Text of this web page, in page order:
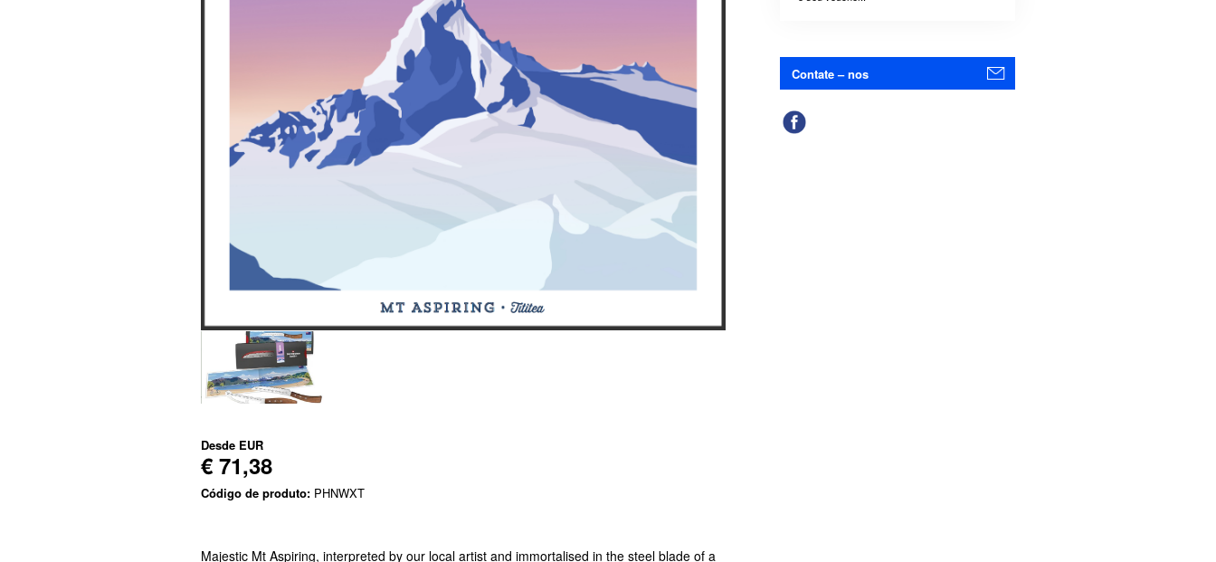
Desde EUR
€ 71,38
Código de produto: PHNWXT
Majestic Mt Aspiring, interpreted by our local artist and immortalised in the steel blade of a
Contate – nos